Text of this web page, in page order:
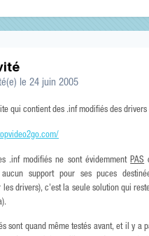
le 24 juin 2005
qui contient des .inf modifiés des
.inf modifiés ne sont évidemment PAS
support pour ses puces
drivers), c'est la seule solution qui
sont quand même testés avant, et il y a